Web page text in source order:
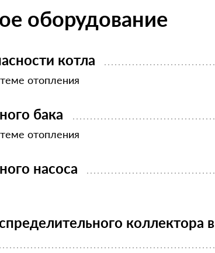
оборудование
котла
отопления
бака
отопления
насоса
коллектора в